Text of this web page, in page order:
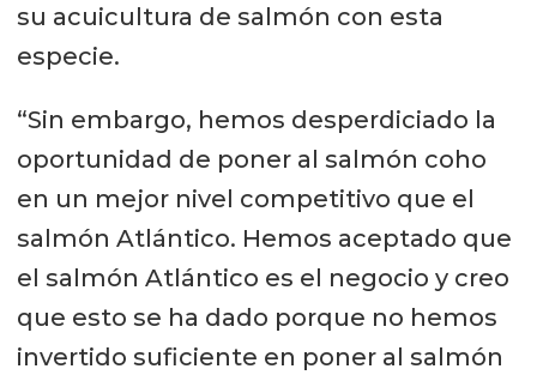
su acuicultura de salmón con esta
especie.
“Sin embargo, hemos desperdiciado la
oportunidad de poner al salmón coho
en un mejor nivel competitivo que el
salmón Atlántico. Hemos aceptado que
el salmón Atlántico es el negocio y creo
que esto se ha dado porque no hemos
invertido suficiente en poner al salmón